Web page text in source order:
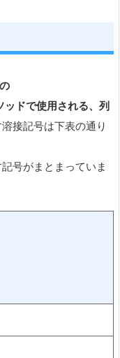
ドで使用される、列
接記号は下表の通り
号がまとまっていま